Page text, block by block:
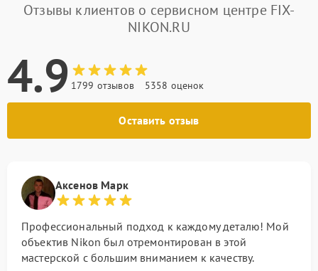
Отзывы клиентов о сервисном центре FIX-
NIKON.RU
4.9 1799 отзывов 5358 оценок
Оставить отзыв
Аксенов Марк
Профессиональный подход к каждому деталю! Мой
объектив Nikon был отремонтирован в этой
мастерской с большим вниманием к качеству.